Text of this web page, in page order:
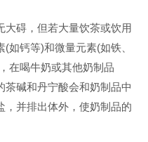
碍，但若大量饮茶或饮用
如钙等)和微量元素(如铁、
在喝牛奶或其他奶制品
茶碱和丹宁酸会和奶制品中
，并排出体外，使奶制品的